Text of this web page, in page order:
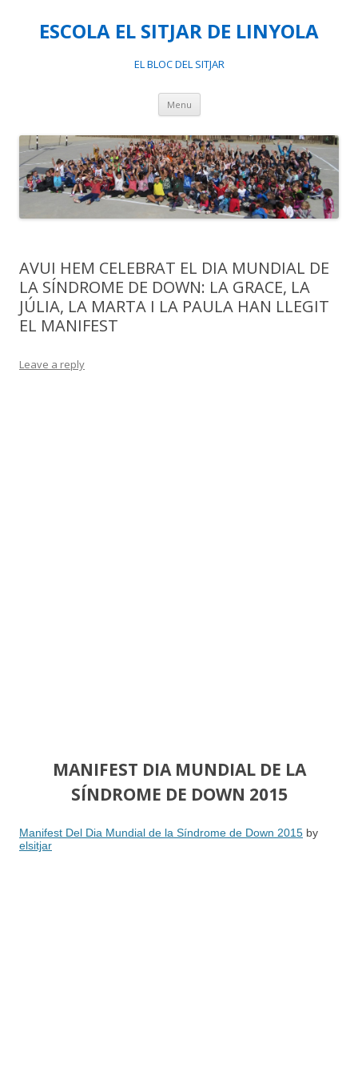
ESCOLA EL SITJAR DE LINYOLA
EL BLOC DEL SITJAR
Menu Skip
content
AVUI HEM CELEBRAT EL DIA MUNDIAL DE
LA SÍNDROME DE DOWN: LA GRACE, LA
JÚLIA, LA MARTA I LA PAULA HAN LLEGIT
EL MANIFEST
Leave a reply
MANIFEST DIA MUNDIAL DE LA
SÍNDROME DE DOWN 2015
Manifest Del Dia Mundial de la Síndrome de Down 2015 by
elsitjar